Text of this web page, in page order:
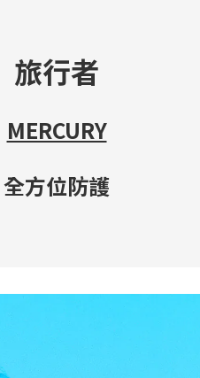
旅行者
MERCURY
全方位防護